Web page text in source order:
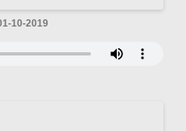
10-2019